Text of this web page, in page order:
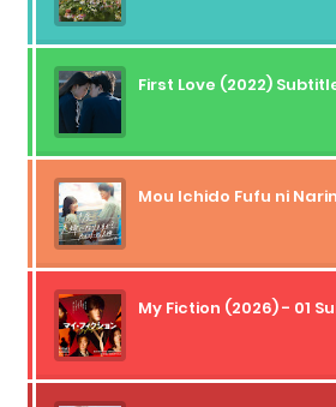
My Fiction (2026) - 01